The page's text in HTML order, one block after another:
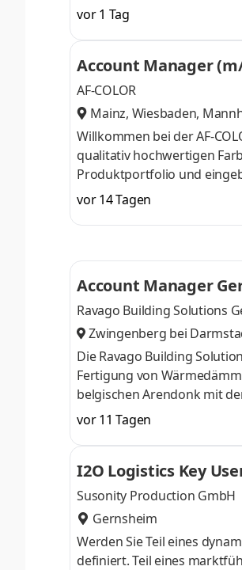
herstellerunabhängig.
fachlicher Sorgfalt,
Beratungsalltags ist. Wir
fachlich-technischen
vor 1 Tag
Account Manager
AF-COLOR
Mainz, Wiesbaden,
issen, Bonn,
Willkommen bei der AF-
qualitativ hochwertigen
Produktportfolio und
branchenübergreifende
über 30 Jahren Erfahrung
Synergien in Forschung,
der Suche nach einem
vor 14 Tagen
Account Manager
Ravago Building Solutions
Zwingenberg bei
Main, Mannheim,
Die Ravago Building
Fertigung von
belgischen Arendonk mit
Beschäftigten an 325
Kautschukindustrie. Zur
nächstmöglichen
bei Darmstadt, Heidelberg,
vor 11 Tagen
I2O Logistics Key
Susonity Production GmbH
Gernsheim
Werden Sie Teil eines
definiert. Teil eines